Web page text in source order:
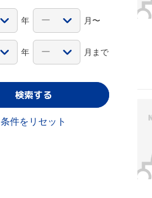
年 月〜
年 月まで
検索する
条件をリセット